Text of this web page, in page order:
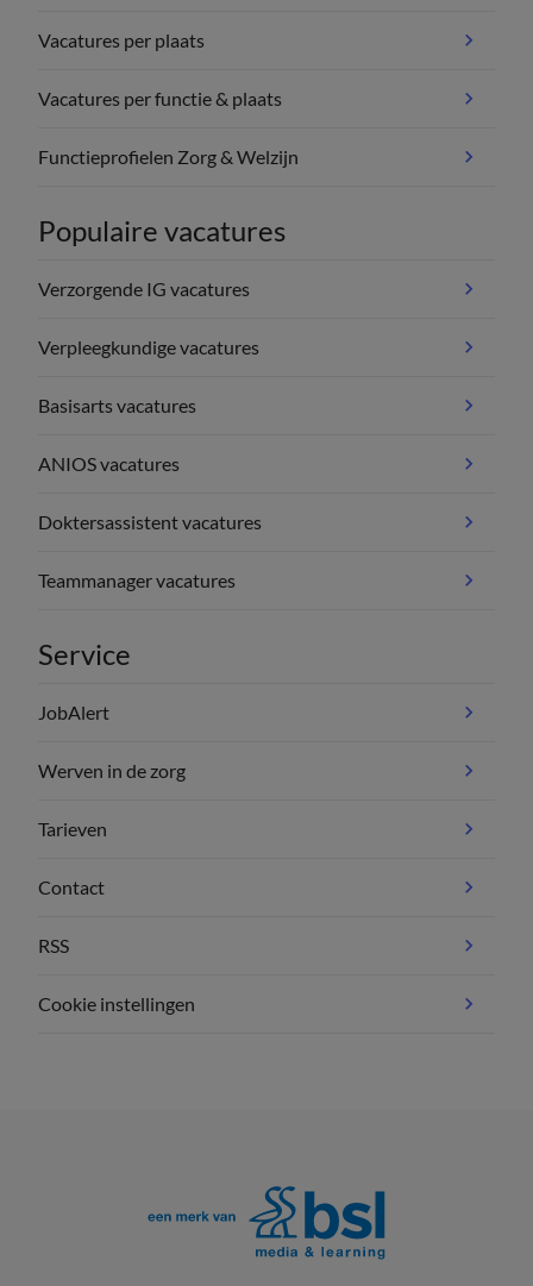
Vacatures per plaats
Vacatures per functie & plaats
Functieprofielen Zorg & Welzijn
Populaire vacatures
Verzorgende IG vacatures
Verpleegkundige vacatures
Basisarts vacatures
ANIOS vacatures
Doktersassistent vacatures
Teammanager vacatures
Service
JobAlert
Werven in de zorg
Tarieven
Contact
RSS
Cookie instellingen